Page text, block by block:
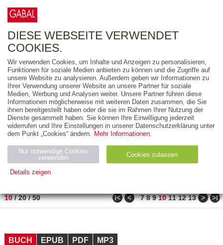
FREITEXT
AUSGABEART
AUS DER REIHE
ZUM THEMA
Neuerscheinung
Bestseller
PREIS
10/20/50 ǀ< < 7 8 9 10 11 12 13 > >ǀ
BUCH EPUB PDF MP3
DIESE WEBSEITE VERWENDET
COOKIES.
Wir verwenden Cookies, um Inhalte und Anzeigen zu personalisieren,
Funktionen für soziale Medien anbieten zu können und die Zugriffe auf
unsere Website zu analysieren. Außerdem geben wir Informationen zu
Ihrer Verwendung unserer Website an unsere Partner für soziale
Medien, Werbung und Analysen weiter. Unsere Partner führen diese
Informationen möglicherweise mit weiteren Daten zusammen, die Sie
ihnen bereitgestellt haben oder die sie im Rahmen Ihrer Nutzung der
Dienste gesammelt haben. Sie können Ihre Einwilligung jederzeit
widerrufen und Ihre Einstellungen in unserer Datenschutzerklärung unter
dem Punkt „Cookies“ ändern. Mehr Informationen.
Nur notwendige Cookies
verwenden
Cookies zulassen
Details zeigen
Name Zweck
Ty
ESSION
_ID
verlag.
de
Session verwendet